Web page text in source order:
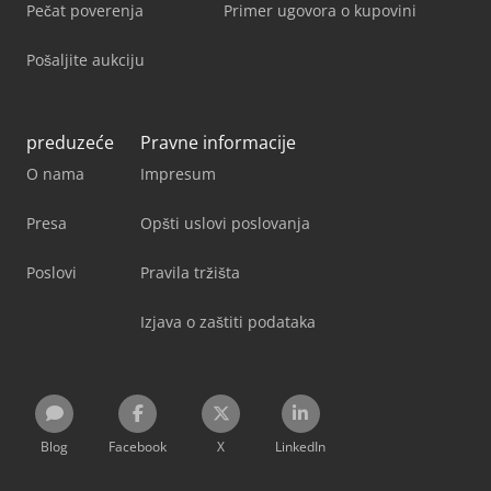
Pečat poverenja
Pošaljite aukciju
Primer ugovora o kupovini
preduzeće
O nama
Presa
Poslovi
Pravne informacije
Impresum
Opšti uslovi poslovanja
Pravila tržišta
Izjava o zaštiti podataka
Blog Facebook X LinkedIn